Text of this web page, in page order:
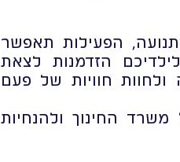
הפעילות תאפשר
הזדמנות לצאת
ולחוות חוויות של פעם
החינוך ולהנחיות